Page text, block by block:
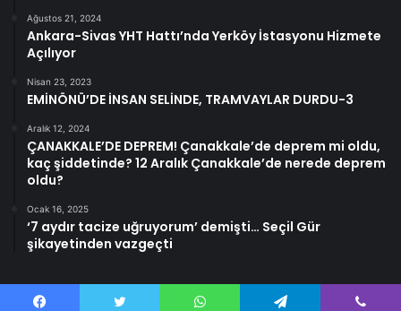
Ağustos 21, 2024
Ankara-Sivas YHT Hattı’nda Yerköy İstasyonu Hizmete
Açılıyor
Nisan 23, 2023
EMİNÖNÜ’DE İNSAN SELİNDE, TRAMVAYLAR DURDU-3
Aralık 12, 2024
ÇANAKKALE’DE DEPREM! Çanakkale’de deprem mi oldu,
kaç şiddetinde? 12 Aralık Çanakkale’de nerede deprem
oldu?
Ocak 16, 2025
‘7 aydır tacize uğruyorum’ demişti… Seçil Gür
şikayetinden vazgeçti